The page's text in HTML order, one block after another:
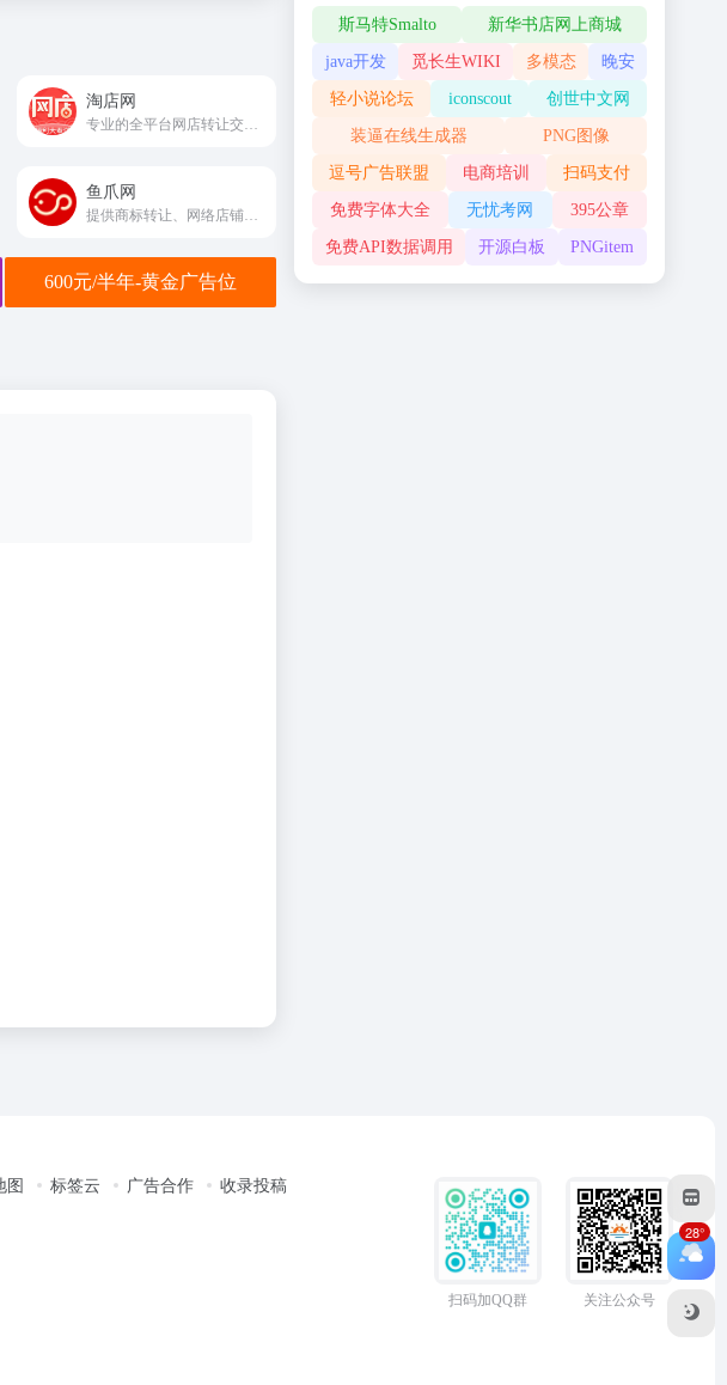
淘店网
鱼爪网
600元/半年-黄金广告位
斯马特Smalto 新华书店网上商城
java开发 觅长生WIKI 多模态 晚安
轻小说论坛 iconscout 创世中文网
装逼在线生成器 PNG图像
逗号广告联盟 电商培训 扫码支付
免费字体大全 无忧考网 395公章
免费API数据调用 开源白板 PNGitem
图 标签云 广告合作
收录投稿
扫码加QQ群 关注公众号
28°